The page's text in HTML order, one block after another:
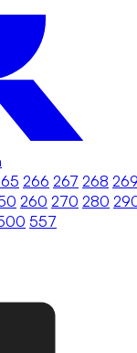
266 267 268 269
260 270 280
557